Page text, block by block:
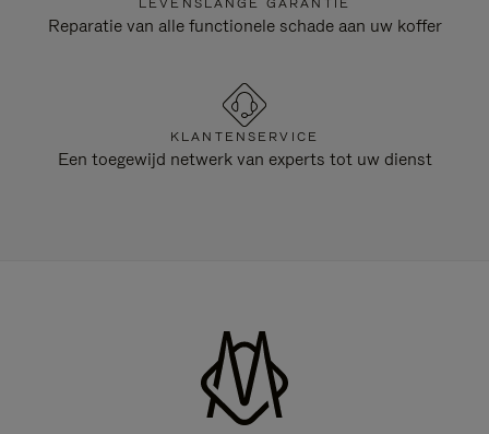
Reparatie van alle functionele schade aan uw koffer
KLANTENSERVICE
Een toegewijd netwerk van experts tot uw dienst